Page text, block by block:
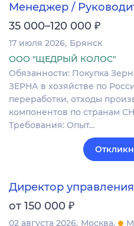
Менеджер /
35 000–120 000 ₽
17 июля 2026 Брянск
ООО "ЩЕДРЫЙ КОЛОС"
Обязанности: Покупка
ЗЕРНА в хозяйстве по
переработки, отходы
компонентов по странам
Требования: Опыт…
Директор управления
от 150 000 ₽
02 августа 2026 Москва